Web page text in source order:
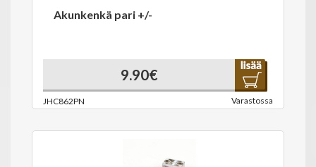
Akunkenkä pari +/-
9.90€
JHC862PN Varastossa